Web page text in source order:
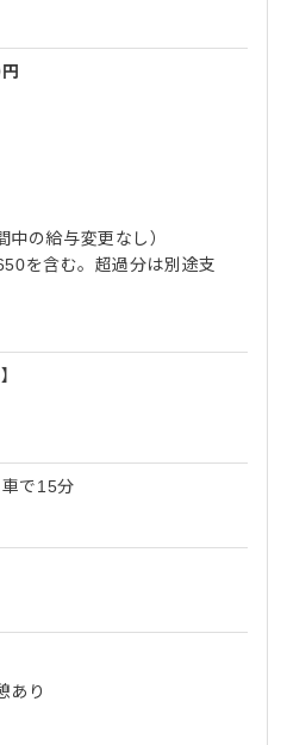
の給与変更なし）
を含む。超過分は別途支
車で15分
あり